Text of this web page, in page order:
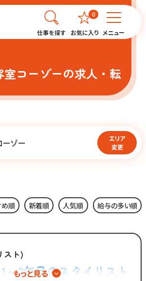
仕事を探す お気に入り
0
メニュー
コーゾーの求人・転
ゾー
エリア
変更
め順 新着順 人気順 給与の多い順
スト)
1～2年目のスタイリスト
もっと見る